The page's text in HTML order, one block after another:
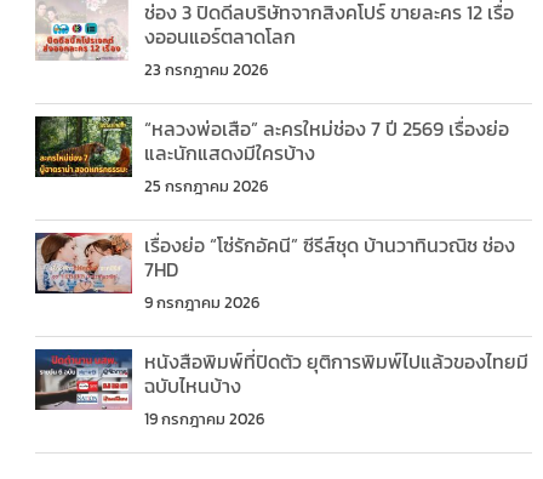
ช่อง 3 ปิดดีลบริษัทจากสิงคโปร์ ขายละคร 12 เรื่อ
งออนแอร์ตลาดโลก
23 กรกฎาคม 2026
“หลวงพ่อเสือ” ละครใหม่ช่อง 7 ปี 2569 เรื่องย่อ
และนักแสดงมีใครบ้าง
25 กรกฎาคม 2026
เรื่องย่อ “โซ่รักอัคนี” ซีรีส์ชุด บ้านวาทินวณิช ช่อง
7HD
9 กรกฎาคม 2026
หนังสือพิมพ์ที่ปิดตัว ยุติการพิมพ์ไปแล้วของไทยมี
ฉบับไหนบ้าง
19 กรกฎาคม 2026